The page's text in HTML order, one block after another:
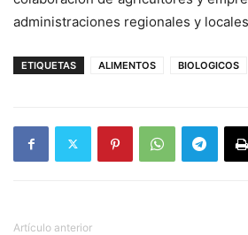
administraciones regionales y
ETIQUETAS ALIMENTOS BIOLOGICOS
Artículo anterior